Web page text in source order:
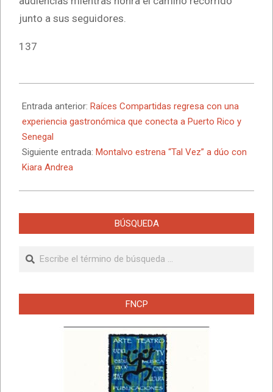
junto a sus seguidores.
137
02-
23
Entrada anterior: Raíces Compartidas regresa con una
experiencia gastronómica que conecta a Puerto Rico y
Senegal
Siguiente entrada: Montalvo estrena “Tal Vez” a dúo con
Kiara Andrea
BÚSQUEDA
Buscar
FNCP